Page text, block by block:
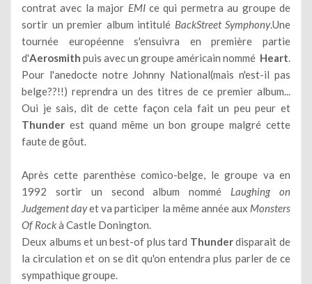
contrat avec la major EMIce qui permetra au groupe de
sortir un premier album intitulé BackStreet Symphony.Une
tournée européenne s'ensuivra en première partie
d'Aerosmith puis avec un groupe américain nommé Heart.
Pour l'anedocte notre Johnny National(mais n'est-il pas
belge??!!) reprendra un des titres de ce premier album...
Oui je sais, dit de cette façon cela fait un peu peur et
Thunder est quand même un bon groupe malgré cette
faute de gôut.
Après cette parenthèse comico-belge, le groupe va en
1992 sortir un second album nommé Laughing on
Judgement dayet va participer la même année aux Monsters
Of Rockà Castle Donington.
Deux albums et un best-of plus tard Thunderdisparait de
la circulation et on se dit qu'on entendra plus parler de ce
sympathique groupe.